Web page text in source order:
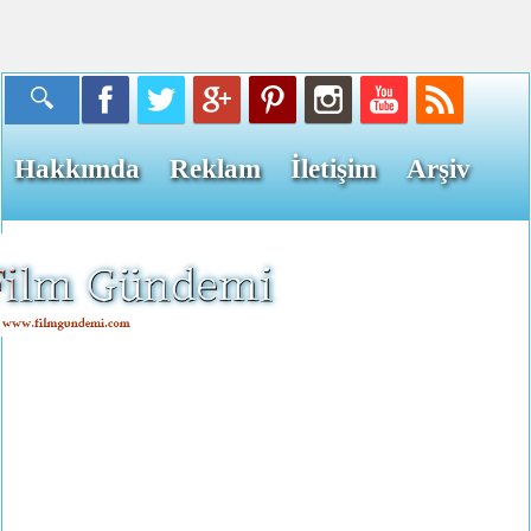
Hakkımda Reklam İletişim Arşiv